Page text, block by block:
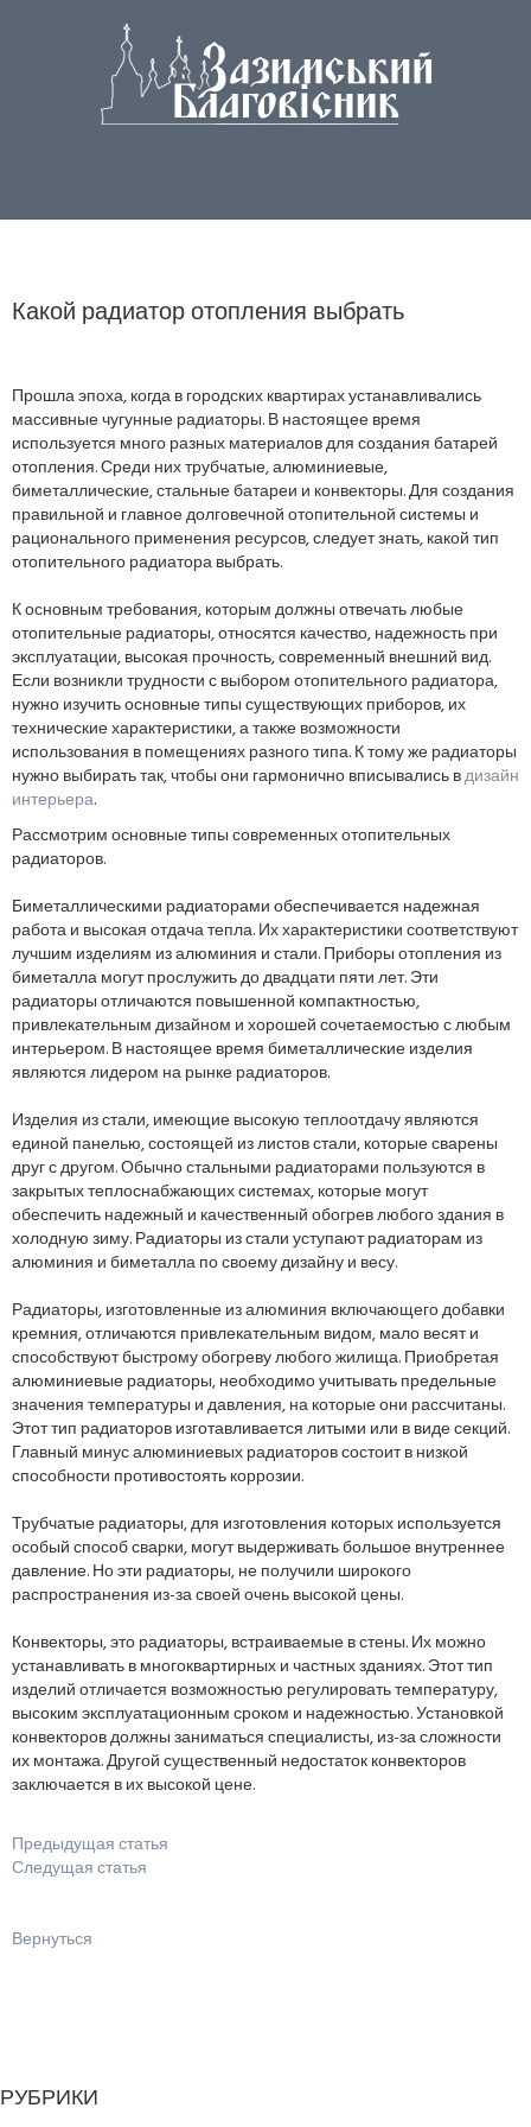
Какой радиатор отопления выбрать
Прошла эпоха, когда в городских квартирах устанавливались
массивные чугунные радиаторы. В настоящее время
используется много разных материалов для создания батарей
отопления. Среди них трубчатые, алюминиевые,
биметаллические, стальные батареи и конвекторы. Для создания
правильной и главное долговечной отопительной системы и
рационального применения ресурсов, следует знать, какой тип
отопительного радиатора выбрать.
К основным требования, которым должны отвечать любые
отопительные радиаторы, относятся качество, надежность при
эксплуатации, высокая прочность, современный внешний вид.
Если возникли трудности с выбором отопительного радиатора,
нужно изучить основные типы существующих приборов, их
технические характеристики, а также возможности
использования в помещениях разного типа. К тому же радиаторы
нужно выбирать так, чтобы они гармонично вписывались вдизайн
интерьера.
Рассмотрим основные типы современных отопительных
радиаторов.
Биметаллическими радиаторами обеспечивается надежная
работа и высокая отдача тепла. Их характеристики соответствуют
лучшим изделиям из алюминия и стали. Приборы отопления из
биметалла могут прослужить до двадцати пяти лет. Эти
радиаторы отличаются повышенной компактностью,
привлекательным дизайном и хорошей сочетаемостью с любым
интерьером. В настоящее время биметаллические изделия
являются лидером на рынке радиаторов.
Изделия из стали, имеющие высокую теплоотдачу являются
единой панелью, состоящей из листов стали, которые сварены
друг с другом. Обычно стальными радиаторами пользуются в
закрытых теплоснабжающих системах, которые могут
обеспечить надежный и качественный обогрев любого здания в
холодную зиму. Радиаторы из стали уступают радиаторам из
алюминия и биметалла по своему дизайну и весу.
Радиаторы, изготовленные из алюминия включающего добавки
кремния, отличаются привлекательным видом, мало весят и
способствуют быстрому обогреву любого жилища. Приобретая
алюминиевые радиаторы, необходимо учитывать предельные
значения температуры и давления, на которые они рассчитаны.
Этот тип радиаторов изготавливается литыми или в виде секций.
Главный минус алюминиевых радиаторов состоит в низкой
способности противостоять коррозии.
Трубчатые радиаторы, для изготовления которых используется
особый способ сварки, могут выдерживать большое внутреннее
давление. Но эти радиаторы, не получили широкого
распространения из-за своей очень высокой цены.
Конвекторы, это радиаторы, встраиваемые в стены. Их можно
устанавливать в многоквартирных и частных зданиях. Этот тип
изделий отличается возможностью регулировать температуру,
высоким эксплуатационным сроком и надежностью. Установкой
конвекторов должны заниматься специалисты, из-за сложности
их монтажа. Другой существенный недостаток конвекторов
заключается в их высокой цене.
Предыдущая статья
Следущая статья
Вернуться
РУБРИКИ